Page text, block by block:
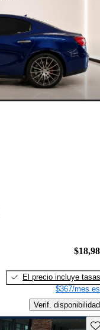
El precio incluye tasas
$367/mes
Verif. disponibilidad